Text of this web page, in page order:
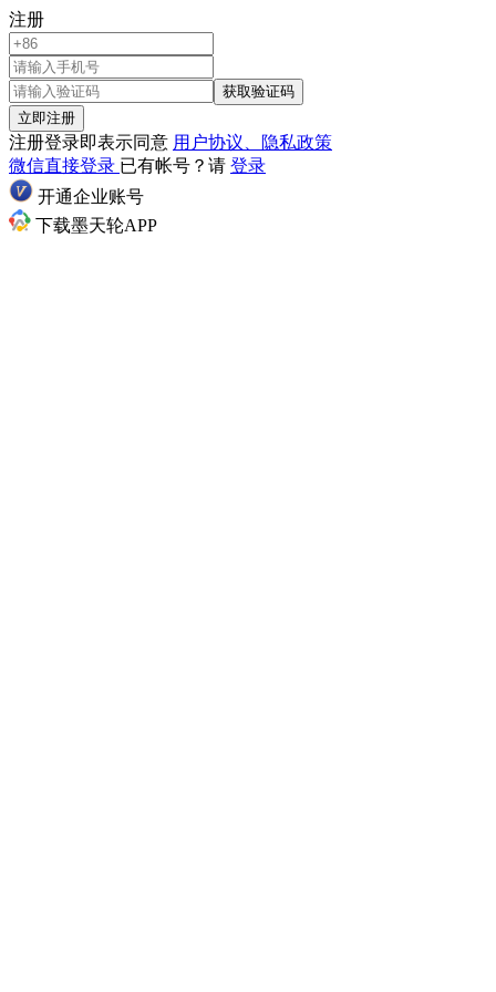
注册
获取验证码
立即注册
注册登录即表示同意 用户协议、隐私政策
微信直接登录 已有帐号？请 登录
开通企业账号
下载墨天轮APP